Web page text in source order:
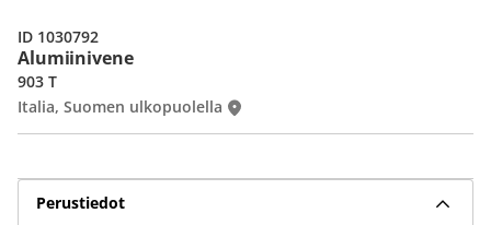
Alumiinivene
903 T
Italia, Suomen ulkopuolella
ID 1030792
Perustiedot